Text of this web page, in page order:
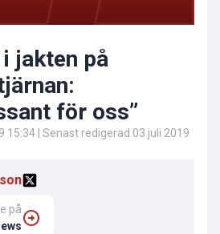
jakten på
för oss”
15:34 | Senast redigerad 03 juli 2019
på